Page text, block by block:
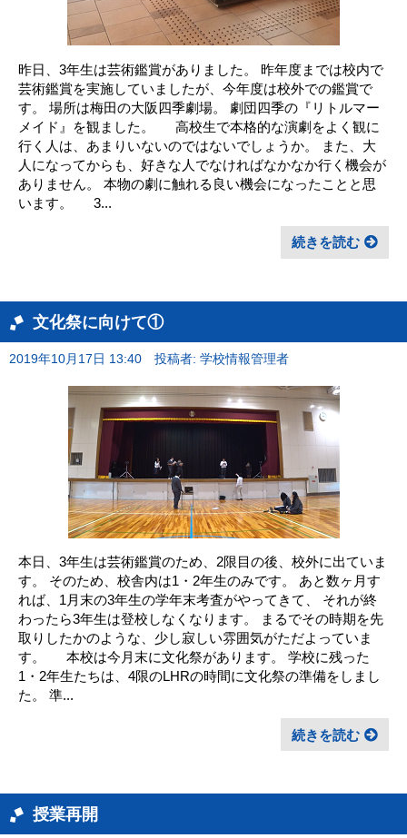
昨日、3年生は芸術鑑賞がありました。 昨年度までは校内で
芸術鑑賞を実施していましたが、今年度は校外での鑑賞で
す。 場所は梅田の大阪四季劇場。 劇団四季の『リトルマー
メイド』を観ました。 高校生で本格的な演劇をよく観に
行く人は、あまりいないのではないでしょうか。 また、大
人になってからも、好きな人でなければなかなか行く機会が
ありません。 本物の劇に触れる良い機会になったことと思
います。 3...
続きを読む
文化祭に向けて①
2019年10月17日 13:40 投稿者: 学校情報管理者
本日、3年生は芸術鑑賞のため、2限目の後、校外に出ていま
す。 そのため、校舎内は1・2年生のみです。 あと数ヶ月す
れば、1月末の3年生の学年末考査がやってきて、 それが終
わったら3年生は登校しなくなります。 まるでその時期を先
取りしたかのような、少し寂しい雰囲気がただよっていま
す。 本校は今月末に文化祭があります。 学校に残った
1・2年生たちは、4限のLHRの時間に文化祭の準備をしまし
た。 準...
続きを読む
授業再開